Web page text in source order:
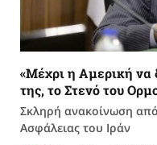
«Μέχρι η Αμερική να
της, το Στενό του
Σκληρή ανακοίνωση
Ασφάλειας του Ιράν